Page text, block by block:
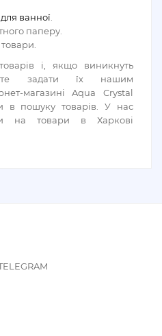
ванної
паперу.
і, якщо виникнуть
задати їх нашим
магазині Aqua Crystal
в пошуку товарів. У нас
на товари в Харкові